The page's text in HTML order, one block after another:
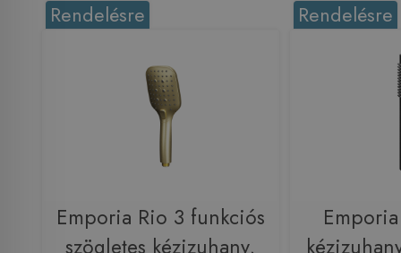
Rendelésre
Emporia Rio 3 funkciós
szögletes kézizuhany,
Rendelésre